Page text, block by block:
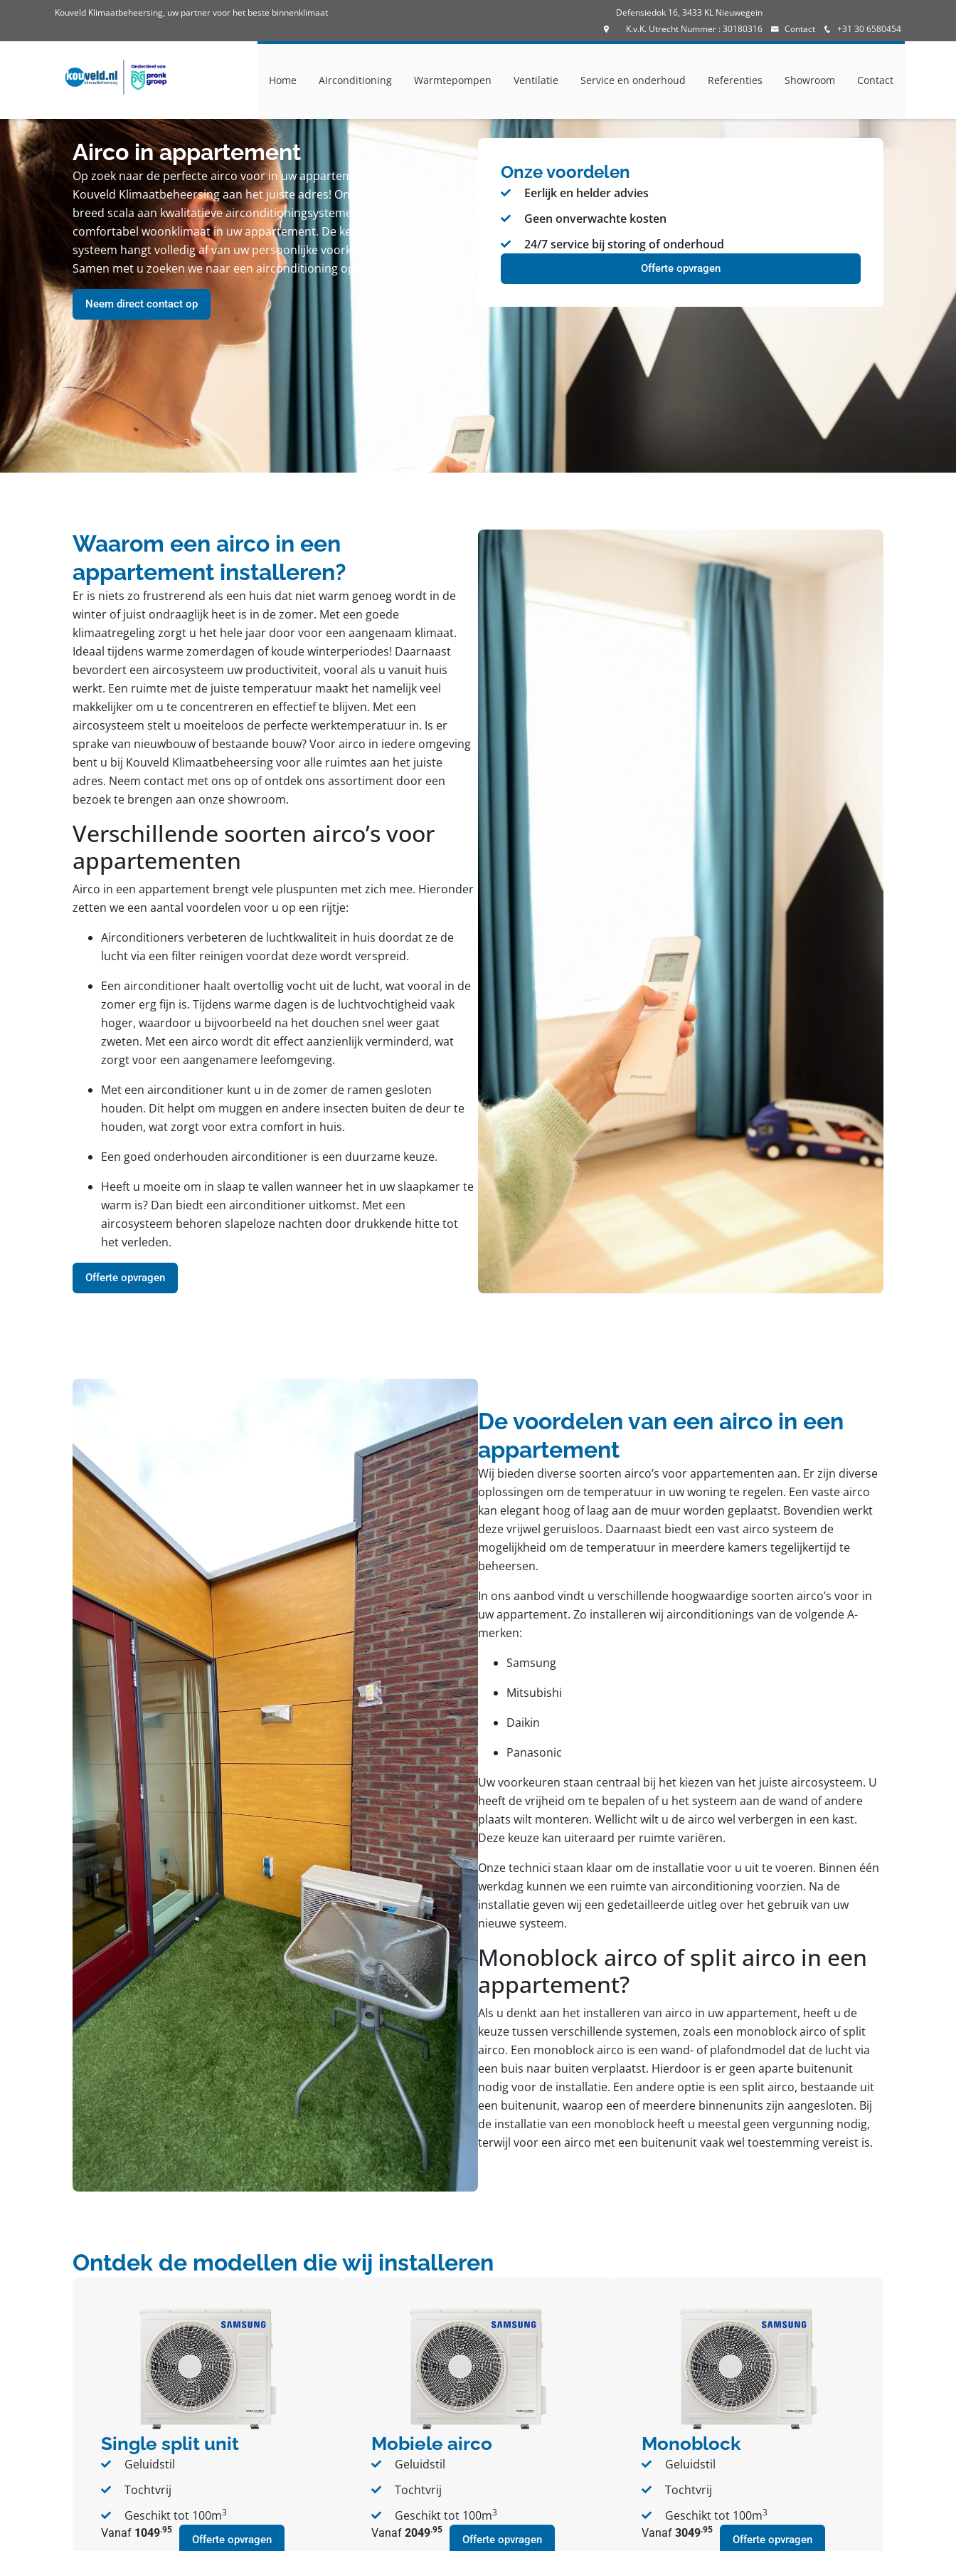
Kouveld Klimaatbeheersing, uw partner voor het beste binnenklimaat
Defensiedok 16, 3433 KL Nieuwegein
K.v.K. Utrecht Nummer : 30180316
Contact +31 30 6580454
Home Airconditioning Warmtepompen Ventilatie Service en onderhoud Referenties Showroom Contact
Airco in appartement
Op zoek naar de perfecte airco voor in uw appartement? Dan bent u bij
Kouveld Klimaatbeheersing aan het juiste adres! Ons aanbod omvat een
breed scala aan kwalitatieve airconditioningsystemen die zorgen voor een
comfortabel woonklimaat in uw appartement. De keuze voor een specifiek
systeem hangt volledig af van uw persoonlijke voorkeuren en behoeften.
Samen met u zoeken we naar een airconditioning oplossing op maat.
Neem direct contact op
Onze voordelen
Eerlijk en helder advies
Geen onverwachte kosten
24/7 service bij storing of onderhoud
Offerte opvragen
Waarom een airco in een
appartement installeren?
Er is niets zo frustrerend als een huis dat niet warm genoeg wordt in de
winter of juist ondraaglijk heet is in de zomer. Met een goede
klimaatregeling zorgt u het hele jaar door voor een aangenaam klimaat.
Ideaal tijdens warme zomerdagen of koude winterperiodes! Daarnaast
bevordert een aircosysteem uw productiviteit, vooral als u vanuit huis
werkt. Een ruimte met de juiste temperatuur maakt het namelijk veel
makkelijker om u te concentreren en effectief te blijven. Met een
aircosysteem stelt u moeiteloos de perfecte werktemperatuur in. Is er
sprake van nieuwbouw of bestaande bouw? Voor airco in iedere omgeving
bent u bij Kouveld Klimaatbeheersing voor alle ruimtes aan het juiste
adres. Neem contact met ons op of ontdek ons assortiment door een
bezoek te brengen aan onze showroom.
Verschillende soorten airco’s voor
appartementen
Airco in een appartement brengt vele pluspunten met zich mee. Hieronder
zetten we een aantal voordelen voor u op een rijtje:
Airconditioners verbeteren de luchtkwaliteit in huis doordat ze de
lucht via een filter reinigen voordat deze wordt verspreid.
Een airconditioner haalt overtollig vocht uit de lucht, wat vooral in de
zomer erg fijn is. Tijdens warme dagen is de luchtvochtigheid vaak
hoger, waardoor u bijvoorbeeld na het douchen snel weer gaat
zweten. Met een airco wordt dit effect aanzienlijk verminderd, wat
zorgt voor een aangenamere leefomgeving.
Met een airconditioner kunt u in de zomer de ramen gesloten
houden. Dit helpt om muggen en andere insecten buiten de deur te
houden, wat zorgt voor extra comfort in huis.
Een goed onderhouden airconditioner is een duurzame keuze.
Heeft u moeite om in slaap te vallen wanneer het in uw slaapkamer te
warm is? Dan biedt een airconditioner uitkomst. Met een
aircosysteem behoren slapeloze nachten door drukkende hitte tot
het verleden.
Offerte opvragen
De voordelen van een airco in een
appartement
Wij bieden diverse soorten airco’s voor appartementen aan. Er zijn diverse
oplossingen om de temperatuur in uw woning te regelen. Een vaste airco
kan elegant hoog of laag aan de muur worden geplaatst. Bovendien werkt
deze vrijwel geruisloos. Daarnaast biedt een vast airco systeem de
mogelijkheid om de temperatuur in meerdere kamers tegelijkertijd te
beheersen.
In ons aanbod vindt u verschillende hoogwaardige soorten airco’s voor in
uw appartement. Zo installeren wij airconditionings van de volgende A-
merken:
Samsung
Mitsubishi
Daikin
Panasonic
Uw voorkeuren staan centraal bij het kiezen van het juiste aircosysteem. U
heeft de vrijheid om te bepalen of u het systeem aan de wand of andere
plaats wilt monteren. Wellicht wilt u de airco wel verbergen in een kast.
Deze keuze kan uiteraard per ruimte variëren.
Onze technici staan klaar om de installatie voor u uit te voeren. Binnen één
werkdag kunnen we een ruimte van airconditioning voorzien. Na de
installatie geven wij een gedetailleerde uitleg over het gebruik van uw
nieuwe systeem.
Monoblock airco of split airco in een
appartement?
Als u denkt aan het installeren van airco in uw appartement, heeft u de
keuze tussen verschillende systemen, zoals een monoblock airco of split
airco. Een monoblock airco is een wand- of plafondmodel dat de lucht via
een buis naar buiten verplaatst. Hierdoor is er geen aparte buitenunit
nodig voor de installatie. Een andere optie is een split airco, bestaande uit
een buitenunit, waarop een of meerdere binnenunits zijn aangesloten. Bij
de installatie van een monoblock heeft u meestal geen vergunning nodig,
terwijl voor een airco met een buitenunit vaak wel toestemming vereist is.
Ontdek de modellen die wij installeren
Single split unit
Geluidstil
Tochtvrij
Geschikt tot 100m3
Vanaf 1049.95
Offerte opvragen
Mobiele airco
Geluidstil
Tochtvrij
Geschikt tot 100m3
Vanaf 2049.95
Offerte opvragen
Monoblock
Geluidstil
Tochtvrij
Geschikt tot 100m3
Vanaf 3049.95
Offerte opvragen